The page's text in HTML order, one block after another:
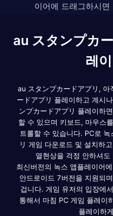
이어에 드래그하시
au スタンプカ
레
au スタンプカードアプリ, 아
ードアプリ 플레이하고 계시
ンプカードアプリ 플레이하
할 수 있으며 키보드, 마우스
트롤할 수 있습니다. PC로
リ 게임 다운로드 및 설치하
열현상을 걱정 안하셔
최신버전의 녹스 앱플레이어
안드로이드 7버전을 지원되
겁니다. 게임 유저의 입장에
통해서 마침 PC 게임 플레이
플레이하